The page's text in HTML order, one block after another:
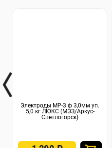
Электроды МР-3 ф 3,0мм уп.
5,0 кг ЛЮКС (МЭЗ/Аркус-
Светлогорск)